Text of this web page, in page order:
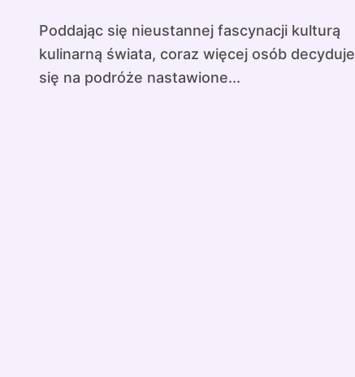
Poddając się nieustannej fascynacji kulturą
kulinarną świata, coraz więcej osób decyduje
się na podróże nastawione...